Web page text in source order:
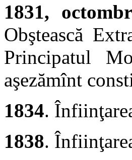
1831,
Obştească
Principatul
aşezămînt
1834.
1838.